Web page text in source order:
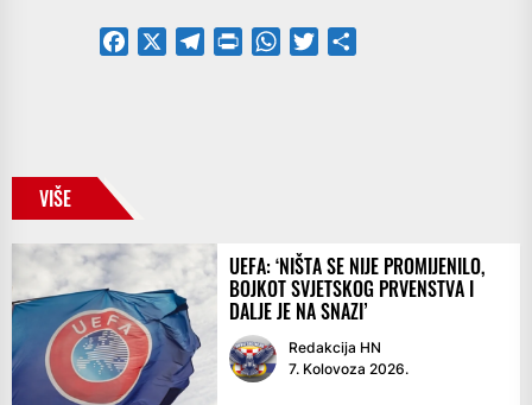
Facebook TelegramPrintFriendly
WhatsApp
Twitter
VIŠE
UEFA: ‘NIŠTA SE NIJE PROMIJENILO,
BOJKOT SVJETSKOG PRVENSTVA I
DALJE JE NA SNAZI’
Redakcija HN
7. Kolovoza 2026.